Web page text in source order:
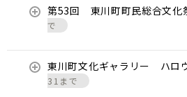
第53回 東川町町民総合文化
で
東川町文化ギャラリー ハロ
31まで